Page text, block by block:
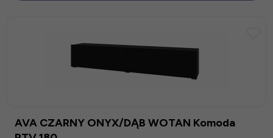
AVA CZARNY ONYX/DĄB WOTAN Komoda